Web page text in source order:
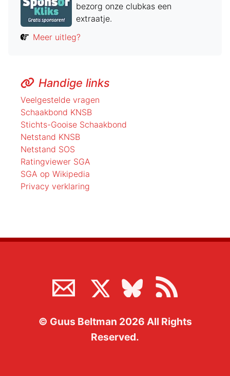
bezorg onze clubkas een
extraatje.
Meer uitleg?
Handige links
Veelgestelde vragen
Schaakbond KNSB
Stichts-Gooise Schaakbond
Netstand KNSB
Netstand SOS
Ratingviewer SGA
SGA op Wikipedia
Privacy verklaring
© Guus Beltman 2026 All Rights
Reserved.